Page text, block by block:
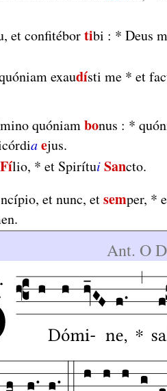
et confitébortibi : * Deus
exaudísti me * et
quóniambonus : *
aejus.
Fílio, * et SpirítuiSancto.
et nunc, etsemper, *
Ant. O